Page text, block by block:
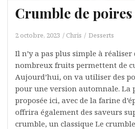
Crumble de
2 octobre, 2023 Chris Desserts
Il n’y a pas plus simple à réaliser
nombreux fruits permettent de
Aujourd’hui, on va utiliser des
pour une version automnale. La
proposée ici, avec de la farine
offrira également des saveurs
crumble, un classique Le